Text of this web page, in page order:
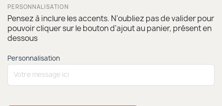
PERSONNALISATION
Pensez à inclure les accents. N'oubliez pas de valider pour
pouvoir cliquer sur le bouton d'ajout au panier, présent en
dessous
Personnalisation